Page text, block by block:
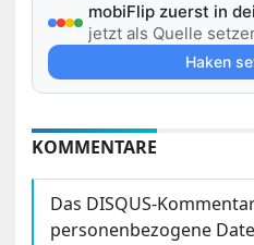
mobiFlip zuerst in
jetzt als Quelle
Haken
KOMMENTARE
Das DISQUS-
personenbezogene